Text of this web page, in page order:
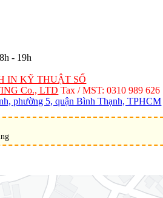
- 19h
IN KỸ THUẬT SỐ
Co., LTD Tax / MST: 0310 989 626
phường 5, quận Bình Thạnh, TPHCM